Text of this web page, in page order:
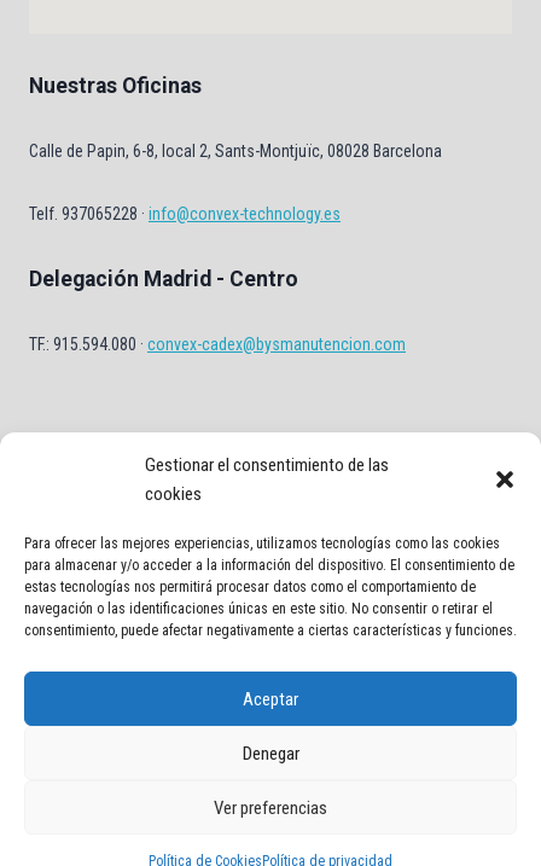
Gestionar el consentimiento de las
cookies
Para ofrecer las mejores experiencias, utilizamos tecnologías como las cookies
para almacenar y/o acceder a la información del dispositivo. El consentimiento de
estas tecnologías nos permitirá procesar datos como el comportamiento de
navegación o las identificaciones únicas en este sitio. No consentir o retirar el
consentimiento, puede afectar negativamente a ciertas características y funciones.
Aceptar
Denegar
Ver preferencias
Política de Cookies Política de privacidad
Nuestras Oficinas
Calle de Papin, 6-8, local 2, Sants-Montjuïc, 08028 Barcelona
Telf. 937065228 · info@convex-technology.es
Delegación Madrid - Centro
TF.: 915.594.080 · convex-cadex@bysmanutencion.com
Aviso Legal Política de privacidad Política de Cookies
Contacto
© 2026 Transportadores industriales en España | Cintas y soluciones